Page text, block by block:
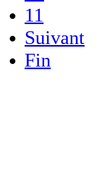
11
Suivant
Fin